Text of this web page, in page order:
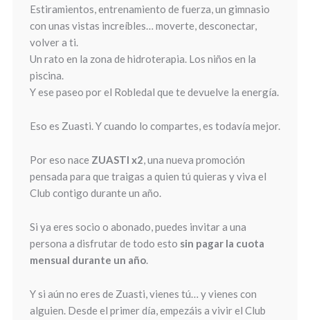
Estiramientos, entrenamiento de fuerza, un gimnasio
con unas vistas increíbles… moverte, desconectar,
volver a ti.
Un rato en la zona de hidroterapia. Los niños en la
piscina.
Y ese paseo por el Robledal que te devuelve la energía.
Eso es Zuasti. Y cuando lo compartes, es todavía mejor.
Por eso nace ZUASTI x2, una nueva promoción
pensada para que traigas a quien tú quieras y viva el
Club contigo durante un año.
Si ya eres socio o abonado, puedes invitar a una
persona a disfrutar de todo esto sin pagar la cuota
mensual durante un año.
Y si aún no eres de Zuasti, vienes tú… y vienes con
alguien. Desde el primer día, empezáis a vivir el Club